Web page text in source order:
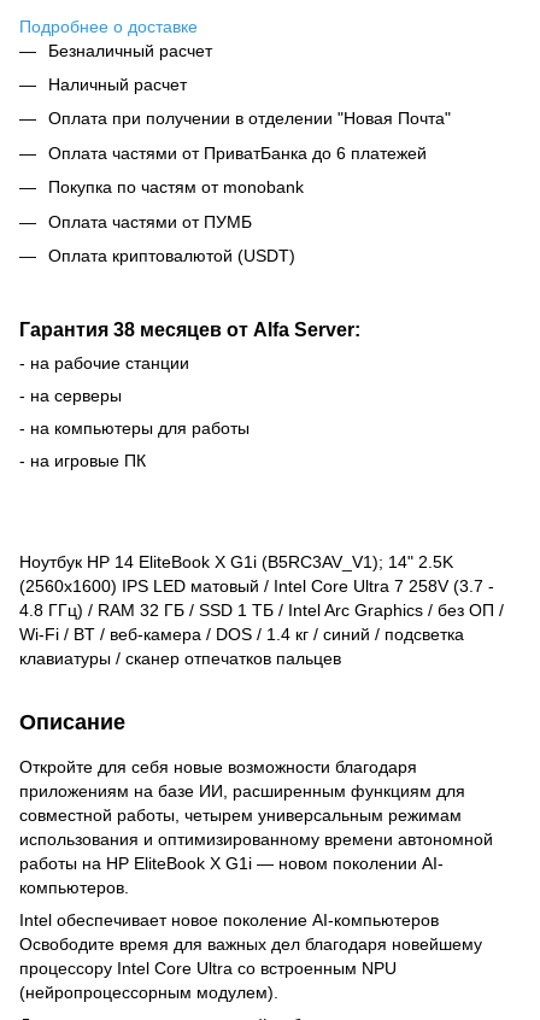
Подробнее о доставке
Безналичный расчет
Наличный расчет
Оплата при получении в отделении "Новая Почта"
Оплата частями от ПриватБанка до 6 платежей
Покупка по частям от monobank
Оплата частями от ПУМБ
Оплата криптовалютой (USDT)
Гарантия 38 месяцев от Alfa Server:
- на рабочие станции
- на серверы
- на компьютеры для работы
- на игровые ПК
Ноутбук HP 14 EliteBook X G1i (B5RC3AV_V1); 14" 2.5K
(2560x1600) IPS LED матовый / Intel Core Ultra 7 258V (3.7 -
4.8 ГГц) / RAM 32 ГБ / SSD 1 ТБ / Intel Arc Graphics / без ОП /
Wi-Fi / BT / веб-камера / DOS / 1.4 кг / синий / подсветка
клавиатуры / cканер отпечатков пальцев
Описание
Откройте для себя новые возможности благодаря
приложениям на базе ИИ, расширенным функциям для
совместной работы, четырем универсальным режимам
использования и оптимизированному времени автономной
работы на HP EliteBook X G1i — новом поколении AI-
компьютеров.
Intel обеспечивает новое поколение AI-компьютеров
Освободите время для важных дел благодаря новейшему
процессору Intel Core Ultra со встроенным NPU
(нейропроцессорным модулем).